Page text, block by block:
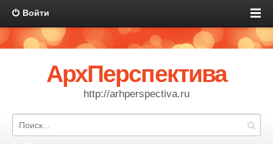
Войти
АрхПерспектива
http://arhperspectiva.ru